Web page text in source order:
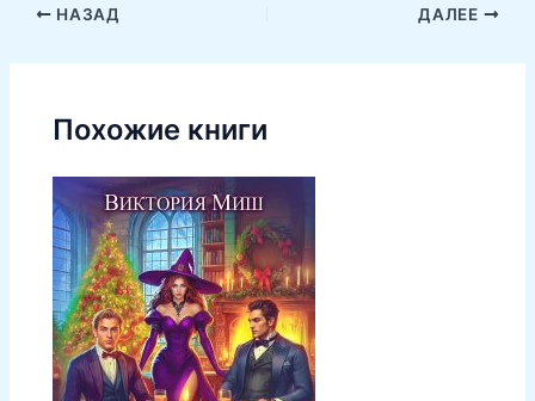
НАЗАД ДАЛЕЕ
Похожие книги